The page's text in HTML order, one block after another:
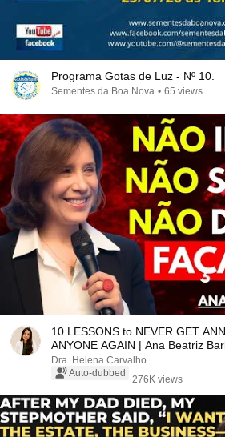
Programa Gotas de Luz - Nº 10.
Sementes da Boa Nova • 65 views
10 LESSONS to NEVER GET
ANYONE AGAIN | Ana Beatriz
Dra. Helena Carvalho
Auto-dubbed
276K views